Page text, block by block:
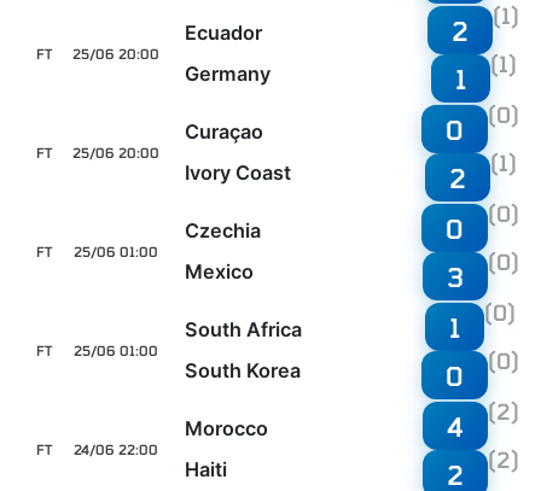
25/06 20:00
FT
Ecuador
Germany
2 (1)
1 (1)
25/06 20:00
FT
Curaçao
Ivory Coast
0 (0)
2 (1)
25/06 01:00
FT
Czechia
Mexico
0 (0)
3 (0)
25/06 01:00
FT
South Africa
South Korea
1 (0)
0 (0)
24/06 22:00
FT
Morocco
Haiti
4 (2)
2 (2)